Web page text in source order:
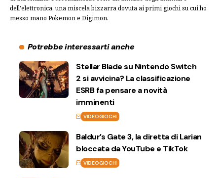
dell'elettronica, una miscela bizzarra dovuta ai primi giochi su cui ho
messo mano Pokemon e Digimon.
Potrebbe interessarti anche
Stellar Blade su Nintendo Switch
2 si avvicina? La classificazione
ESRB fa pensare a novità
imminenti
VIDEOGIOCHI
Baldur’s Gate 3, la diretta di Larian
bloccata da YouTube e TikTok
VIDEOGIOCHI